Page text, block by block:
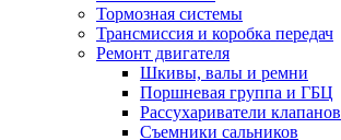
Тормозная системы
Трансмиссия и коробка передач
Ремонт двигателя
Шкивы, валы и ремни
Поршневая группа и ГБЦ
Рассухариватели клапанов
Съемники сальников